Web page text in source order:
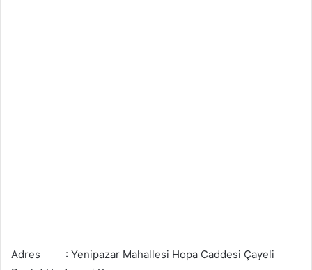
Adres : Yenipazar Mahallesi Hopa Caddesi Çayeli